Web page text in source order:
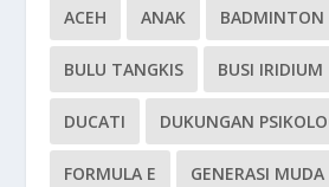
ACEH ANAK BADMINTON
BULU TANGKIS BUSI IRIDIUM
DUCATI DUKUNGAN
FORMULA E GENERASI MUDA